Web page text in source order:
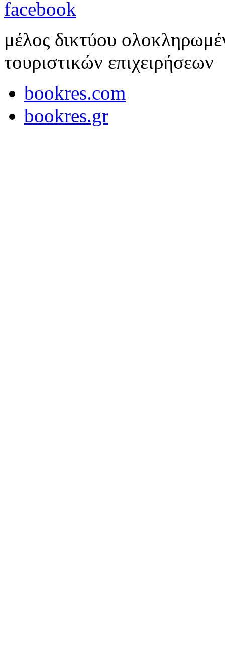
facebook
μέλος δικτύου
τουριστικών επιχειρήσεων
bookres.com
bookres.gr